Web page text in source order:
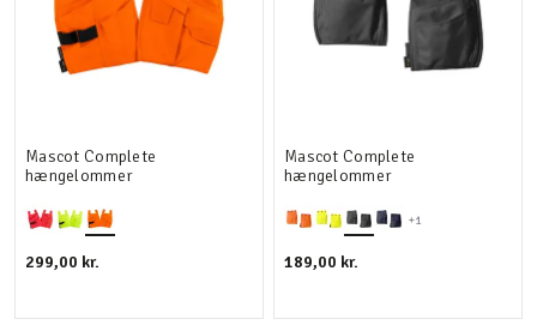
Mascot Complete
hængelommer
299,00 kr.
+1
Mascot Complete
hængelommer
189,00 kr.